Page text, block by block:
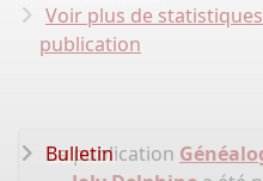
Voir plus de
publication
La publication
Bulletin